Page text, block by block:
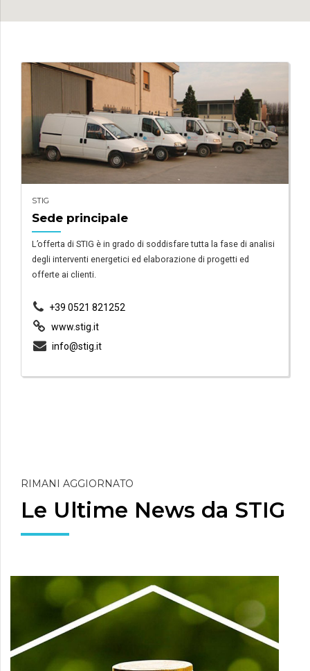
STIG
Sede principale
L’offerta di STIG è in grado di soddisfare tutta la fase di analisi
degli interventi energetici ed elaborazione di progetti ed
offerte ai clienti.
+39 0521 821252
www.stig.it
info@stig.it
RIMANI AGGIORNATO
Le Ultime News da STIG